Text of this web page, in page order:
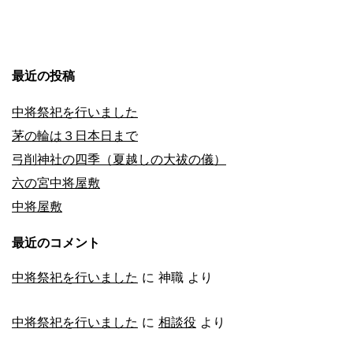
最近の投稿
中将祭祀を行いました
茅の輪は３日本日まで
弓削神社の四季（夏越しの大祓の儀）
六の宮中将屋敷
中将屋敷
最近のコメント
中将祭祀を行いました に 神職 より
中将祭祀を行いました に 相談役 より